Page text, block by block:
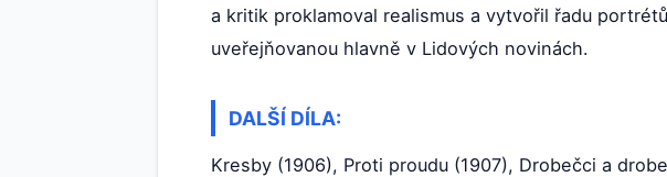
a kritik proklamoval realismus a vytvořil řadu
uveřejňovanou hlavně v Lidových novinách.
DALŠÍ DÍLA:
Kresby (1906), Proti proudu (1907), Drobečci a